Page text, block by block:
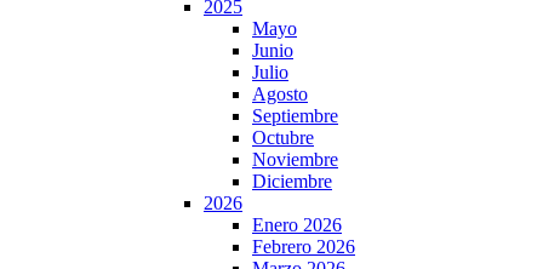
2025
Mayo
Junio
Julio
Agosto
Septiembre
Octubre
Noviembre
Diciembre
2026
Enero 2026
Febrero 2026